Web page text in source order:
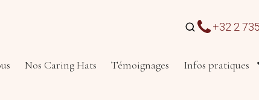
+32 2
Nos Caring Hats Témoignages Infos pratiques